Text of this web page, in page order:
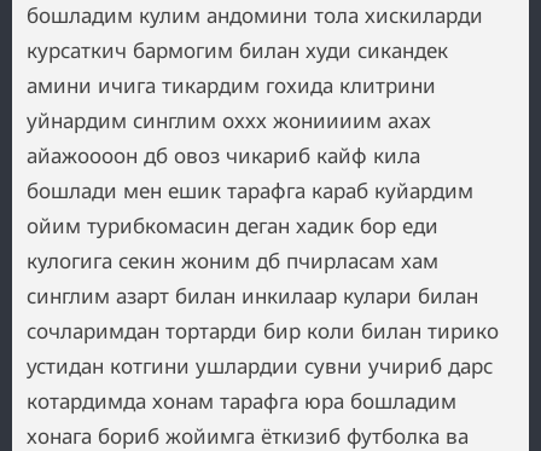
бошладим кулим андомини тола хискиларди
курсаткич бармогим билан худи сикандек
амини ичига тикардим гохида клитрини
уйнардим синглим оххх жониииим ахах
айажоооон дб овоз чикариб кайф кила
бошлади мен ешик тарафга караб куйардим
ойим турибкомасин деган хадик бор еди
кулогига секин жоним дб пчирласам хам
синглим азарт билан инкилаар кулари билан
сочларимдан тортарди бир коли билан тирико
устидан котгини ушлардии сувни учириб дарс
котардимда хонам тарафга юра бошладим
хонага бориб жойимга ёткизиб футболка ва